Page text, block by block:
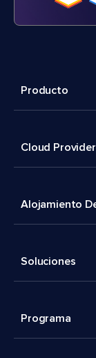
Producto
Cloud
Alojamiento
Soluciones
Programa